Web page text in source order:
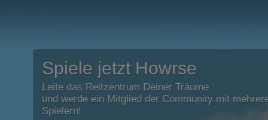
Spiele jetzt Howrse
Leite das Reitzentrum Deiner Träume
und werde ein Mitglied der Community mit
Spielern!